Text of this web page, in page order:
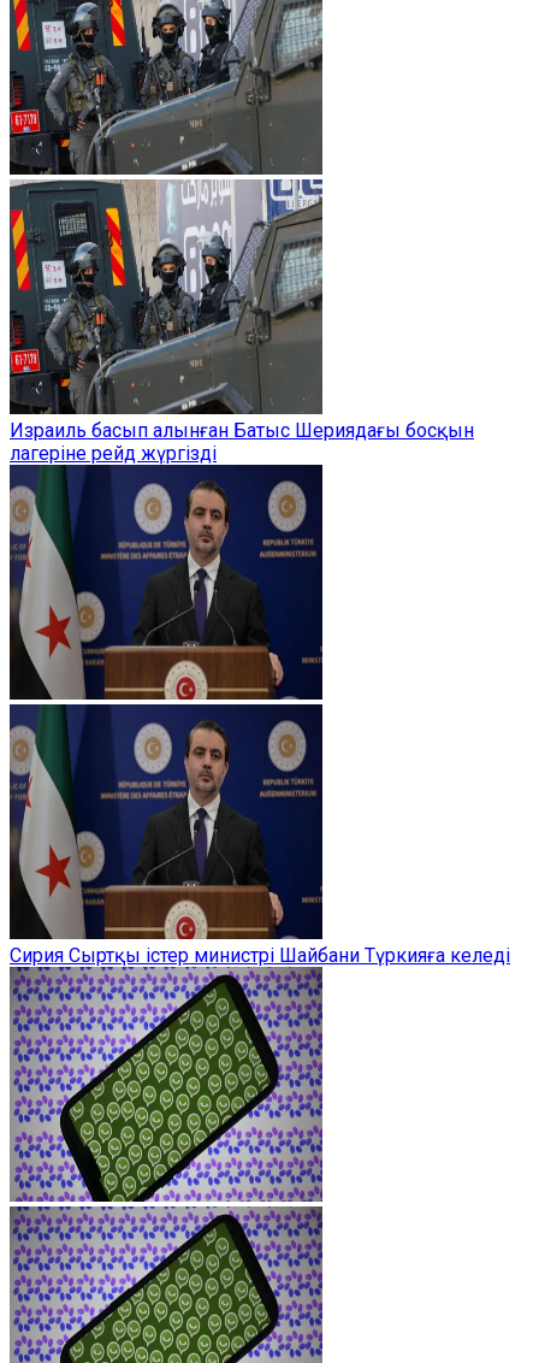
Израиль басып алынған Батыс Шериядағы босқын
лагеріне рейд жүргізді
Сирия Сыртқы істер министрі Шайбани Түркияға келеді